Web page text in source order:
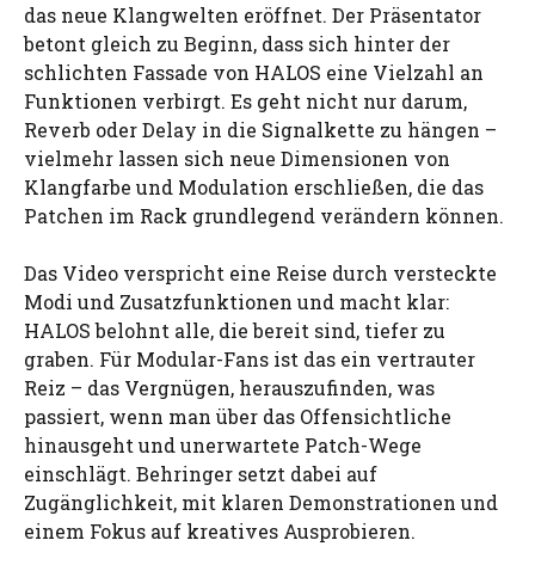
das neue Klangwelten eröffnet. Der Präsentator
betont gleich zu Beginn, dass sich hinter der
schlichten Fassade von HALOS eine Vielzahl an
Funktionen verbirgt. Es geht nicht nur darum,
Reverb oder Delay in die Signalkette zu hängen –
vielmehr lassen sich neue Dimensionen von
Klangfarbe und Modulation erschließen, die das
Patchen im Rack grundlegend verändern können.
Das Video verspricht eine Reise durch versteckte
Modi und Zusatzfunktionen und macht klar:
HALOS belohnt alle, die bereit sind, tiefer zu
graben. Für Modular-Fans ist das ein vertrauter
Reiz – das Vergnügen, herauszufinden, was
passiert, wenn man über das Offensichtliche
hinausgeht und unerwartete Patch-Wege
einschlägt. Behringer setzt dabei auf
Zugänglichkeit, mit klaren Demonstrationen und
einem Fokus auf kreatives Ausprobieren.